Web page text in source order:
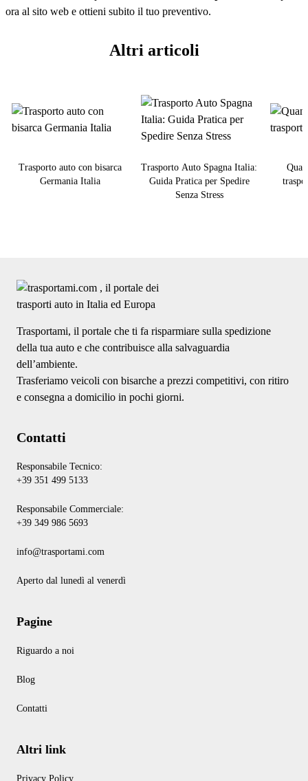
ora al sito web e ottieni subito il tuo preventivo.
Altri articoli
Trasporto auto con bisarca
Germania Italia
Trasporto Auto Spagna Italia:
Guida Pratica per Spedire
Senza Stress
Trasportami, il portale che ti fa risparmiare sulla spedizione
della tua auto e che contribuisce alla salvaguardia
dell’ambiente.
Trasferiamo veicoli con bisarche a prezzi competitivi, con ritiro
e consegna a domicilio in pochi giorni.
Contatti
Responsabile Tecnico:
+39 351 499 5133
Responsabile Commerciale:
+39 349 986 5693
info@trasportami.com
Aperto dal lunedì al venerdì
Pagine
Riguardo a noi
Blog
Contatti
Altri link
Privacy Policy